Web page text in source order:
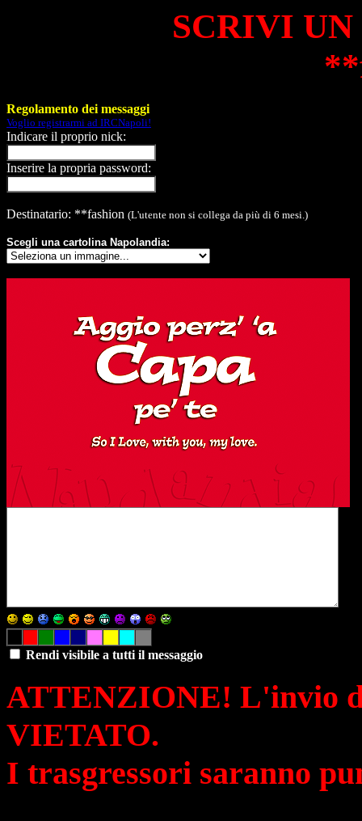
SCRIVI
Regolamento dei messaggi
Voglio registrarmi ad IRCNapoli!
Indicare il proprio nick:
Inserire la propria password:
Destinatario: **fashion (L'utente non si collega da più di 6 mesi.)
Scegli una cartolina Napolandia:
Rendi visibile a tutti il messaggio
ATTENZIONE! L'invio
VIETATO.
I trasgressori saranno